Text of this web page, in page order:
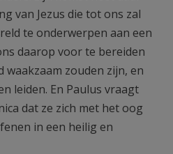
van Jezus die tot ons zal
te onderwerpen aan een
daarop voor te bereiden
waakzaam zouden zijn, en
leiden. En Paulus vraagt
dat ze zich met het oog
in een heilig en